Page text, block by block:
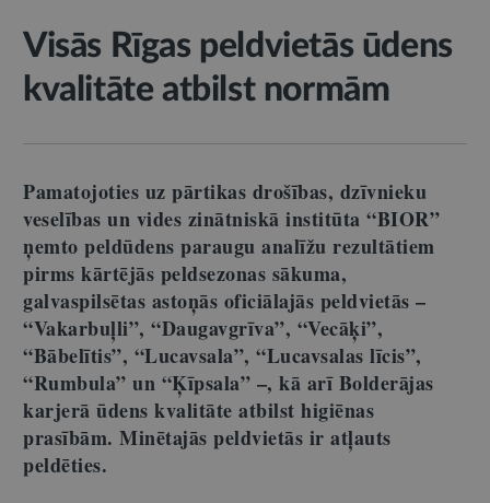
Visās Rīgas peldvietās ūdens
kvalitāte atbilst normām
Pamatojoties uz pārtikas drošības, dzīvnieku
veselības un vides zinātniskā institūta “BIOR”
ņemto peldūdens paraugu analīžu rezultātiem
pirms kārtējās peldsezonas sākuma,
galvaspilsētas astoņās oficiālajās peldvietās –
“Vakarbuļli”, “Daugavgrīva”, “Vecāķi”,
“Bābelītis”, “Lucavsala”, “Lucavsalas līcis”,
“Rumbula” un “Ķīpsala” –, kā arī Bolderājas
karjerā ūdens kvalitāte atbilst higiēnas
prasībām. Minētajās peldvietās ir atļauts
peldēties.